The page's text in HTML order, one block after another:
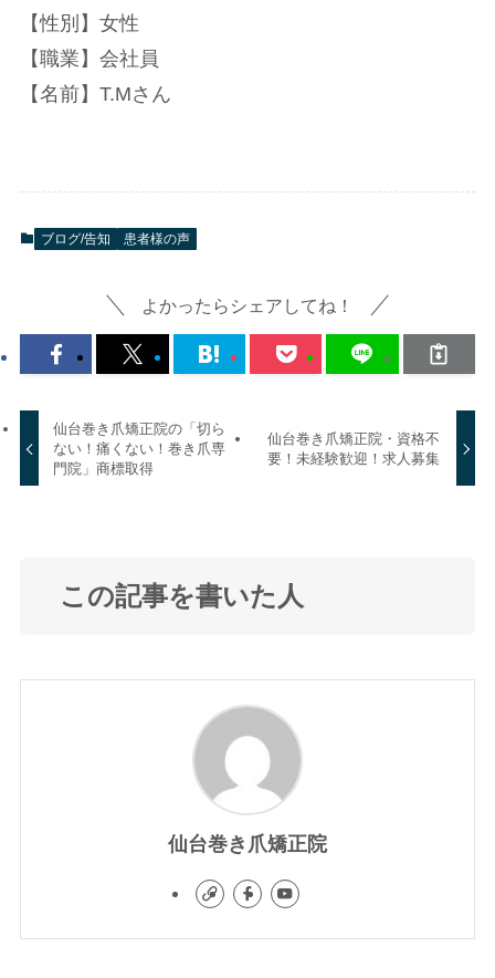
【性別】女性
【職業】会社員
【名前】T.Mさん
ブログ/告知 患者様の声
よかったらシェアしてね！
仙台巻き爪矯正院の「切ら
ない！痛くない！巻き爪専
門院」商標取得
仙台巻き爪矯正院・資格不
要！未経験歓迎！求人募集
この記事を書いた人
仙台巻き爪矯正院